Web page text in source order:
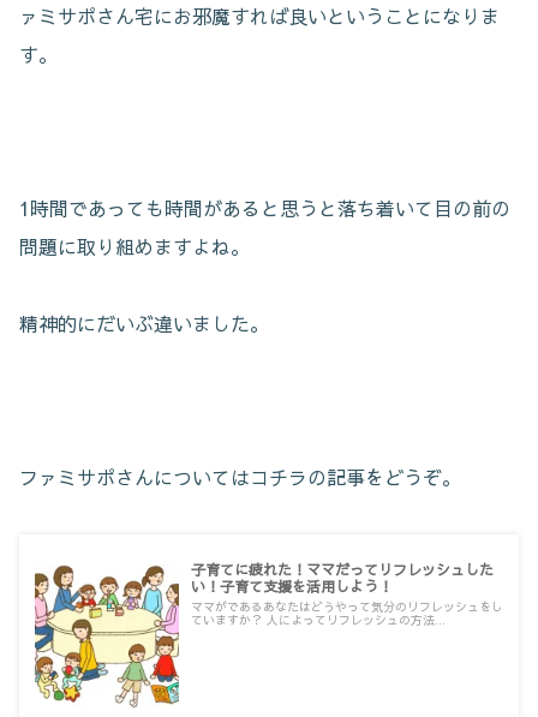
ァミサポさん宅にお邪魔すれば良いということになりま
す。
1時間であっても時間があると思うと落ち着いて目の前の
問題に取り組めますよね。
精神的にだいぶ違いました。
ファミサポさんについてはコチラの記事をどうぞ。
子育てに疲れた！ママだってリフレッシュした
い！子育て支援を活用しよう！
ママがであるあなたはどうやって気分のリフレッシュをし
ていますか？ 人によってリフレッシュの方法...